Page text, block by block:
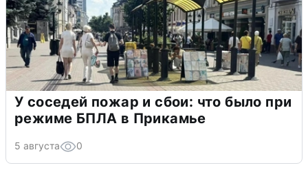
У соседей пожар и сбои: что было при
режиме БПЛА в Прикамье
5 августа 0